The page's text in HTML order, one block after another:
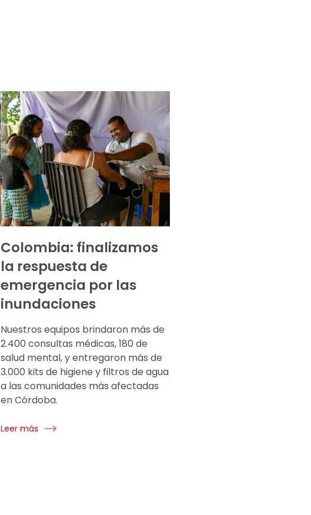
Colombia: finalizamos
la respuesta de
emergencia por las
inundaciones
Nuestros equipos brindaron más de
2.400 consultas médicas, 180 de
salud mental, y entregaron más de
3.000 kits de higiene y filtros de agua
a las comunidades más afectadas
en Córdoba.
Leer más